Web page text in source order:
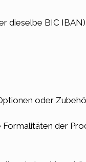
dieselbe BIC IBAN).
oder
Formalitäten der